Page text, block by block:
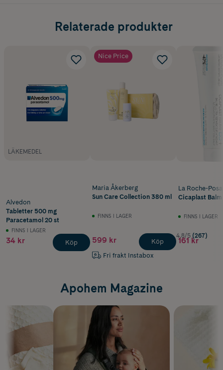
Ergonomisk M-position och optimalt stöd för barnets rygg
Tillverkad i EU (Nederländerna)
Relaterade produkter
LÄKEMEDEL
Alvedon
Tabletter 500 mg
Paracetamol 20 st
FINNS I LAGER
34 kr Köp
Nice Price
Maria Åkerberg
Sun Care Collection 380 ml
FINNS I LAGER
599 kr
Fri frakt Instabox
Köp
La Roche-
Cicaplast Balm
FINNS I LAGER
4.8/5 (267)
161 kr
Apohem Magazine